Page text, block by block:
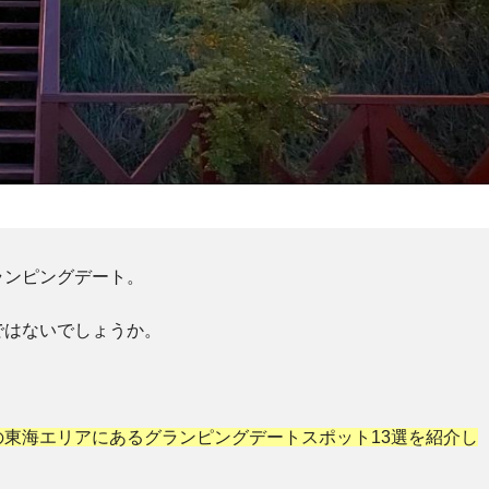
ピングデート。
ないでしょうか。
海エリアにあるグランピングデートスポット13選を紹介し